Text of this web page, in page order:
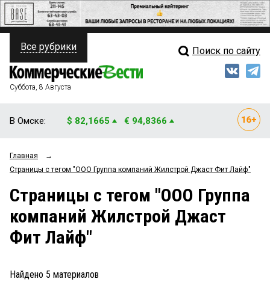
ПОЛИТИКА
ФИНАНСЫ
ОБЩЕСТВО
НОВОСТИ КОМПАНИЙ
ПРОИСШЕСТВИЯ
Свежий выпуск
Блоги
Все рубрики Поиск по сайту
Суббота, 8 Августа
В Омске: $ 82,1665 € 94,8366
Главная
→
Страницы c тегом "ООО Группа компаний Жилстрой Джаст Фит Лайф"
Страницы c тегом "ООО Группа
компаний Жилстрой Джаст
Фит Лайф"
Найдено 5 материалов